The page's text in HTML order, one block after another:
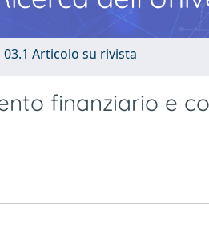
03.1 Articolo su rivista
finanziario e